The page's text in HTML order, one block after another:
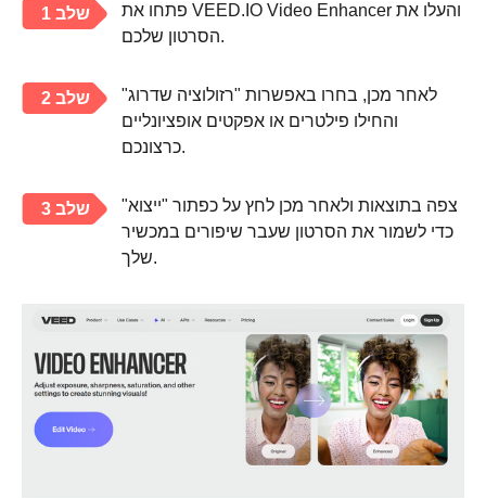
שלב 1
פתחו את VEED.IO Video Enhancer והעלו את
הסרטון שלכם.
שלב 2
לאחר מכן, בחרו באפשרות "רזולוציה שדרוג"
והחילו פילטרים או אפקטים אופציונליים
כרצונכם.
שלב 3
צפה בתוצאות ולאחר מכן לחץ על כפתור "ייצוא"
כדי לשמור את הסרטון שעבר שיפורים במכשיר
שלך.